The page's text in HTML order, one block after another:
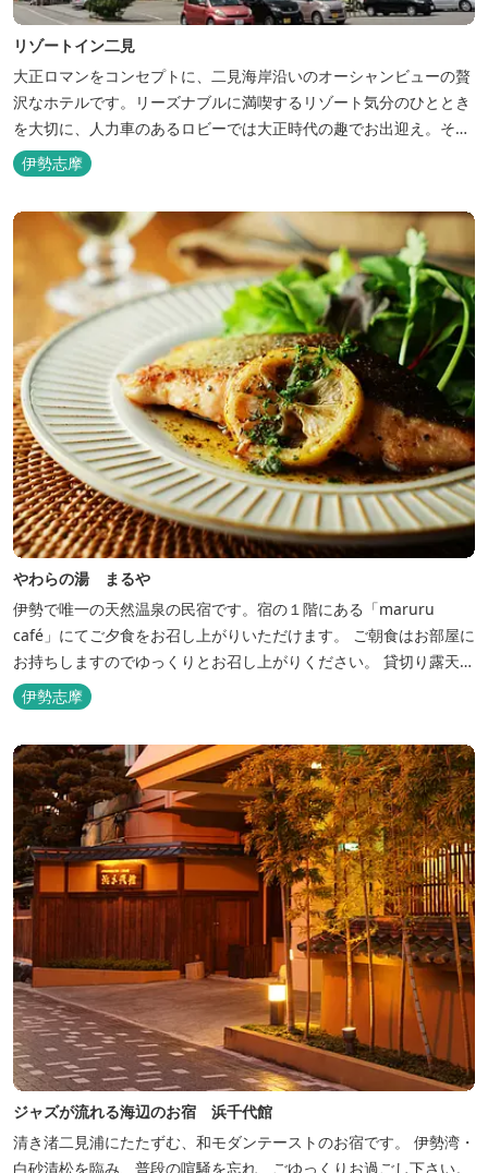
リゾートイン二見
大正ロマンをコンセプトに、二見海岸沿いのオーシャンビューの贅
沢なホテルです。リーズナブルに満喫するリゾート気分のひととき
を大切に、人力車のあるロビーでは大正時代の趣でお出迎え。そし
て、抜群の眺めが自慢の露天風呂｢七福の湯｣は、趣向を凝らした七
つのお風呂のうち、五つをご宿泊者様無料の貸切風呂としてご利用
が可能です。
伊勢志摩
やわらの湯 まるや
伊勢で唯一の天然温泉の民宿です。宿の１階にある「maruru
café」にてご夕食をお召し上がりいただけます。 ご朝食はお部屋に
お持ちしますのでゆっくりとお召し上がりください。 貸切り露天風
呂完備、駅近、夫婦岩まで徒歩15分です。
伊勢志摩
ジャズが流れる海辺のお宿 浜千代館
清き渚二見浦にたたずむ、和モダンテーストのお宿です。 伊勢湾・
白砂清松を臨み、普段の喧騒を忘れ、ごゆっくりお過ごし下さい。